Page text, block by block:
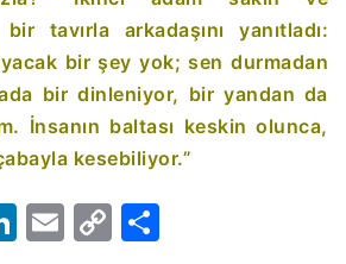
tavırla arkadaşını yanıtladı:
bir şey yok; sen durmadan
bir dinleniyor, bir yandan da
İnsanın baltası keskin olunca,
kesebiliyor.”
LinkedIn
Email
Copy